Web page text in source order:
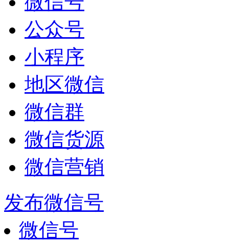
公众号
小程序
地区微信
微信群
微信货源
微信营销
发布微信号
微信号